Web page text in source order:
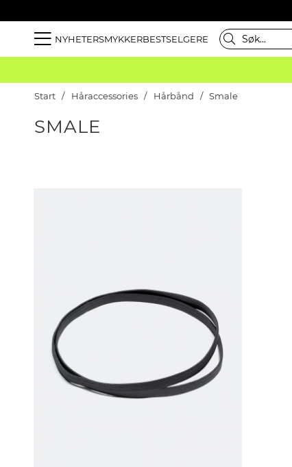
NYHETERSMYKKERBESTSELGERE
Start Håraccessories Hårbånd Smale
SMALE